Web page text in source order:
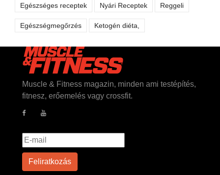
Egészséges receptek Nyári Receptek Reggeli
Egészségmegőrzés Ketogén diéta,
Muscle & Fitness magazin, minden ami testépítés,
fitnesz, erőemelés vagy crossfit.